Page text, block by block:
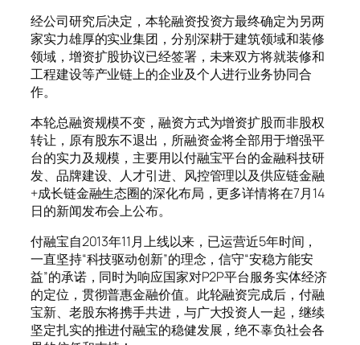
经公司研究后决定，本轮融资投资方最终确定为另两
家实力雄厚的实业集团，分别深耕于建筑领域和装修
领域，增资扩股协议已经签署，未来双方将就装修和
工程建设等产业链上的企业及个人进行业务协同合
作。
本轮总融资规模不变，融资方式为增资扩股而非股权
转让，原有股东不退出，所融资金将全部用于增强平
台的实力及规模，主要用以付融宝平台的金融科技研
发、品牌建设、人才引进、风控管理以及供应链金融
+成长链金融生态圈的深化布局，更多详情将在7月14
日的新闻发布会上公布。
付融宝自2013年11月上线以来，已运营近5年时间，
一直坚持“科技驱动创新”的理念，信守“安稳方能安
益”的承诺，同时为响应国家对P2P平台服务实体经济
的定位，贯彻普惠金融价值。此轮融资完成后，付融
宝新、老股东将携手共进，与广大投资人一起，继续
坚定扎实的推进付融宝的稳健发展，绝不辜负社会各